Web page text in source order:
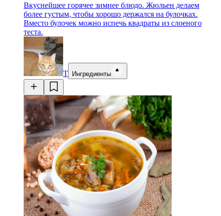
Вкуснейшее горячее зимнее блюдо. Жюльен делаем
более густым, чтобы хорошо держался на булочках.
Вместо булочек можно испечь квадраты из слоеного
теста.
Т Ингредиенты